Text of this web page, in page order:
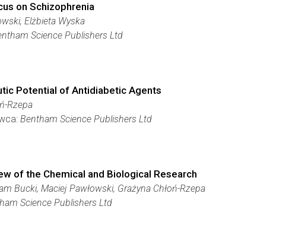
on Schizophrenia
Elżbieta Wyska
Science Publishers Ltd
Potential of Antidiabetic Agents
Rzepa
Bentham Science Publishers Ltd
of the Chemical and Biological Research
Bucki, Maciej Pawłowski, Grażyna Chłoń-Rzepa
Science Publishers Ltd